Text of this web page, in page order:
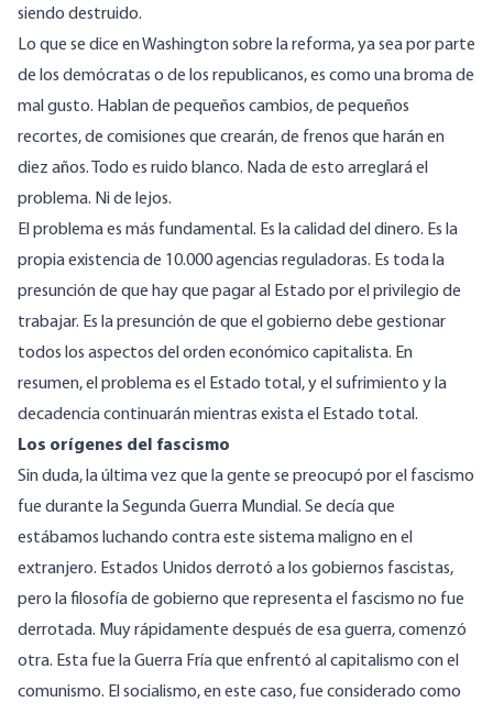
siendo destruido.
Lo que se dice en Washington sobre la reforma, ya sea por parte
de los demócratas o de los republicanos, es como una broma de
mal gusto. Hablan de pequeños cambios, de pequeños
recortes, de comisiones que crearán, de frenos que harán en
diez años. Todo es ruido blanco. Nada de esto arreglará el
problema. Ni de lejos.
El problema es más fundamental. Es la calidad del dinero. Es la
propia existencia de 10.000 agencias reguladoras. Es toda la
presunción de que hay que pagar al Estado por el privilegio de
trabajar. Es la presunción de que el gobierno debe gestionar
todos los aspectos del orden económico capitalista. En
resumen, el problema es el Estado total, y el sufrimiento y la
decadencia continuarán mientras exista el Estado total.
Los orígenes del fascismo
Sin duda, la última vez que la gente se preocupó por el fascismo
fue durante la Segunda Guerra Mundial. Se decía que
estábamos luchando contra este sistema maligno en el
extranjero. Estados Unidos derrotó a los gobiernos fascistas,
pero la filosofía de gobierno que representa el fascismo no fue
derrotada. Muy rápidamente después de esa guerra, comenzó
otra. Esta fue la Guerra Fría que enfrentó al capitalismo con el
comunismo. El socialismo, en este caso, fue considerado como